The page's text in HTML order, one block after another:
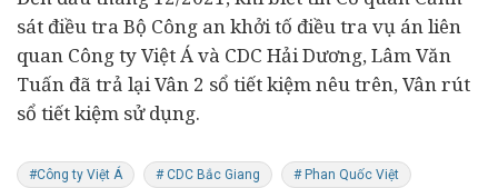
sát điều tra Bộ Công an khởi tố điều tra vụ án liên
quan Công ty Việt Á và CDC Hải Dương, Lâm Văn
Tuấn đã trả lại Vân 2 sổ tiết kiệm nêu trên, Vân rút
sổ tiết kiệm sử dụng.
#Công ty Việt Á # CDC Bắc Giang # Phan Quốc Việt